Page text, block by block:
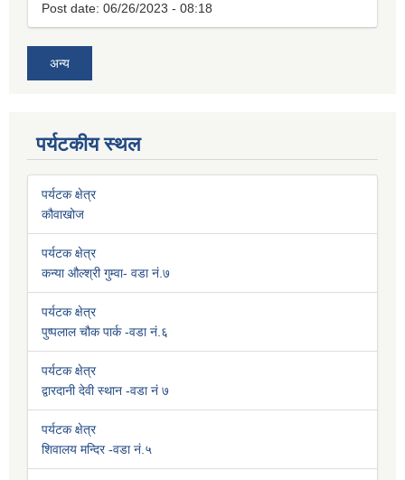
Post date: 06/26/2023 - 08:18
अन्य
पर्यटकीय स्थल
पर्यटक क्षेत्र
कौवाखोज
पर्यटक क्षेत्र
कन्या औल्श्री गुम्वा- वडा नं.७
पर्यटक क्षेत्र
पुष्पलाल चौक पार्क -वडा नं.६
पर्यटक क्षेत्र
द्वारदानी देवी स्थान -वडा नं ७
पर्यटक क्षेत्र
शिवालय मन्दिर -वडा नं.५